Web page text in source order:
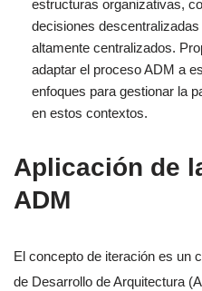
estructuras organizativas,
decisiones
altamente centralizados.
adaptar el proceso ADM a
enfoques para gestionar la
en estos contextos.
Aplicación de
ADM
El concepto de iteración es un
de Desarrollo de Arquitectura